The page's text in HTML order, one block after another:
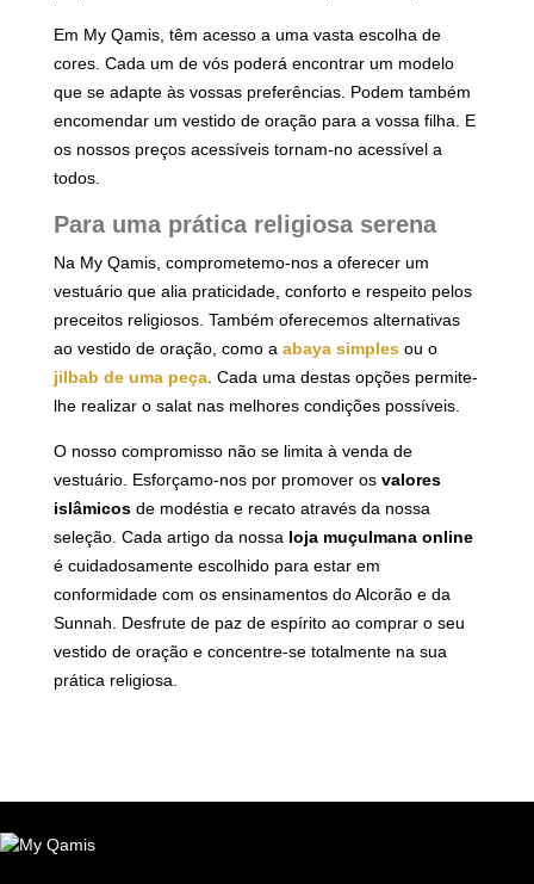
Em My Qamis, têm acesso a uma vasta escolha de
cores. Cada um de vós poderá encontrar um modelo
que se adapte às vossas preferências. Podem também
encomendar um vestido de oração para a vossa filha. E
os nossos preços acessíveis tornam-no acessível a
todos.
Para uma prática religiosa serena
Na My Qamis, comprometemo-nos a oferecer um
vestuário que alia praticidade, conforto e respeito pelos
preceitos religiosos. Também oferecemos alternativas
ao vestido de oração, como a abaya simples ou o
jilbab de uma peça . Cada uma destas opções permite-
lhe realizar o salat nas melhores condições possíveis.
O nosso compromisso não se limita à venda de
vestuário. Esforçamo-nos por promover os valores
islâmicos de modéstia e recato através da nossa
seleção. Cada artigo da nossa loja muçulmana online
é cuidadosamente escolhido para estar em
conformidade com os ensinamentos do Alcorão e da
Sunnah. Desfrute de paz de espírito ao comprar o seu
vestido de oração e concentre-se totalmente na sua
prática religiosa.